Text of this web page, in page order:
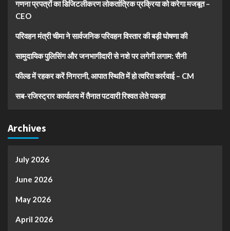
गणना प्रपत्रों का डिजिटलीकरण लोकतांत्रिक प्रक्रिया को करेगा मजबूत –
CEO
परिवहन मंत्री चीमा ने सार्वजनिक परिवहन विस्तार की बड़ी घोषणा की
सामुदायिक पुलिसिंग और जनभागीदारी से नशे पर लगेगी लगाम: सैनी
फील्ड में रहकर करें निगरानी, आपात स्थिति में हो त्वरित कार्रवाई – CM
सब-रजिस्ट्रार कार्यालय में तैनात पटवारी रिश्वत लेते पकड़ा
Archives
July 2026
June 2026
May 2026
April 2026